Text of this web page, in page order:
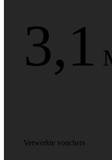
3,1
Verwerkte vouchers